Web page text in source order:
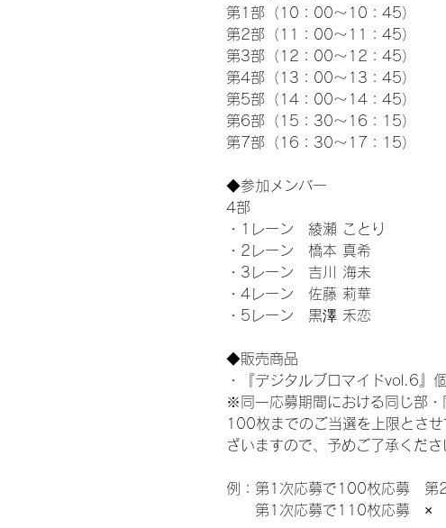
第1部（10：00～10：45）
第2部（11：00～11：45）
第3部（12：00～12：45）
第4部（13：00～13：45）
第5部（14：00～14：45）
第6部（15：30～16：15）
第7部（16：30～17：15）
◆参加メンバー
4部
・1レーン　綾瀬 ことり
・2レーン　橋本 真希
・3レーン　吉川 海未
・4レーン　佐藤 莉華
・5レーン　黒澤 禾恋
◆販売商品
・『デジタルブロマイドvol.6
※同一応募期間における同じ部
100枚までのご当選を上限とさ
ざいますので、予めご了承くださ
例：第1次応募で100枚応募　
第1次応募で110枚応募　×